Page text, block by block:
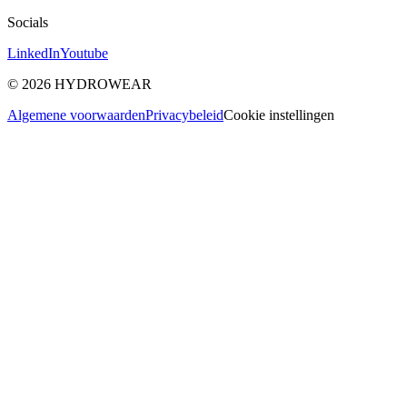
Socials
LinkedInYoutube
© 2026 HYDROWEAR
Algemene voorwaardenPrivacybeleidCookie instellingen